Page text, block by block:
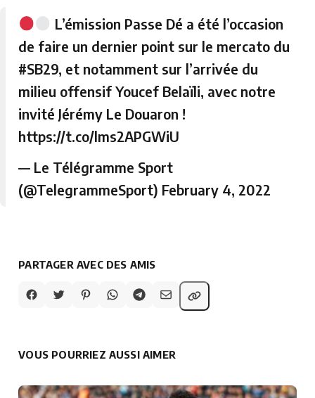
L’émission Passe Dé a été l’occasion
de faire un dernier point sur le mercato du
#SB29, et notamment sur l’arrivée du
milieu offensif Youcef Belaïli, avec notre
invité Jérémy Le Douaron !
https://t.co/lms2APGWiU
— Le Télégramme Sport
(@TelegrammeSport) February 4, 2022
PARTAGER AVEC DES AMIS
VOUS POURRIEZ AUSSI AIMER